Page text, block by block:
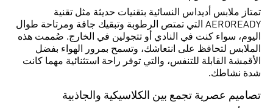
تمتاز ملابس أديداس النسائية بتقنيات حديثة مثل تقنية
AEROREADY التي تمتص الرطوبة وتبقيك جافة ومرتاحة طوال
اليوم، سواء كنت في النادي أو تتجولين في الخارج. صُممت هذه
الملابس لتحافظ على انتعاشك، وتسمح بمرور الهواء بفضل
الأقمشة القابلة للتنفس، والتي توفر راحة استثنائية مهما كانت
شدة نشاطك.
تصاميم عصرية تجمع بين الكلاسيكية والجاذبية